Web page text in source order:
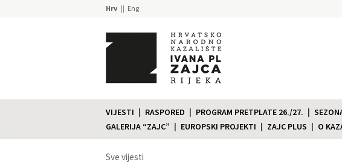
Hrv Eng
VIJESTI RASPORED PROGRAM PRETPLATE 26./27.
GALERIJA “ZAJC”
EUROPSKI PROJEKTI ZAJC PLUS O
Sve vijesti